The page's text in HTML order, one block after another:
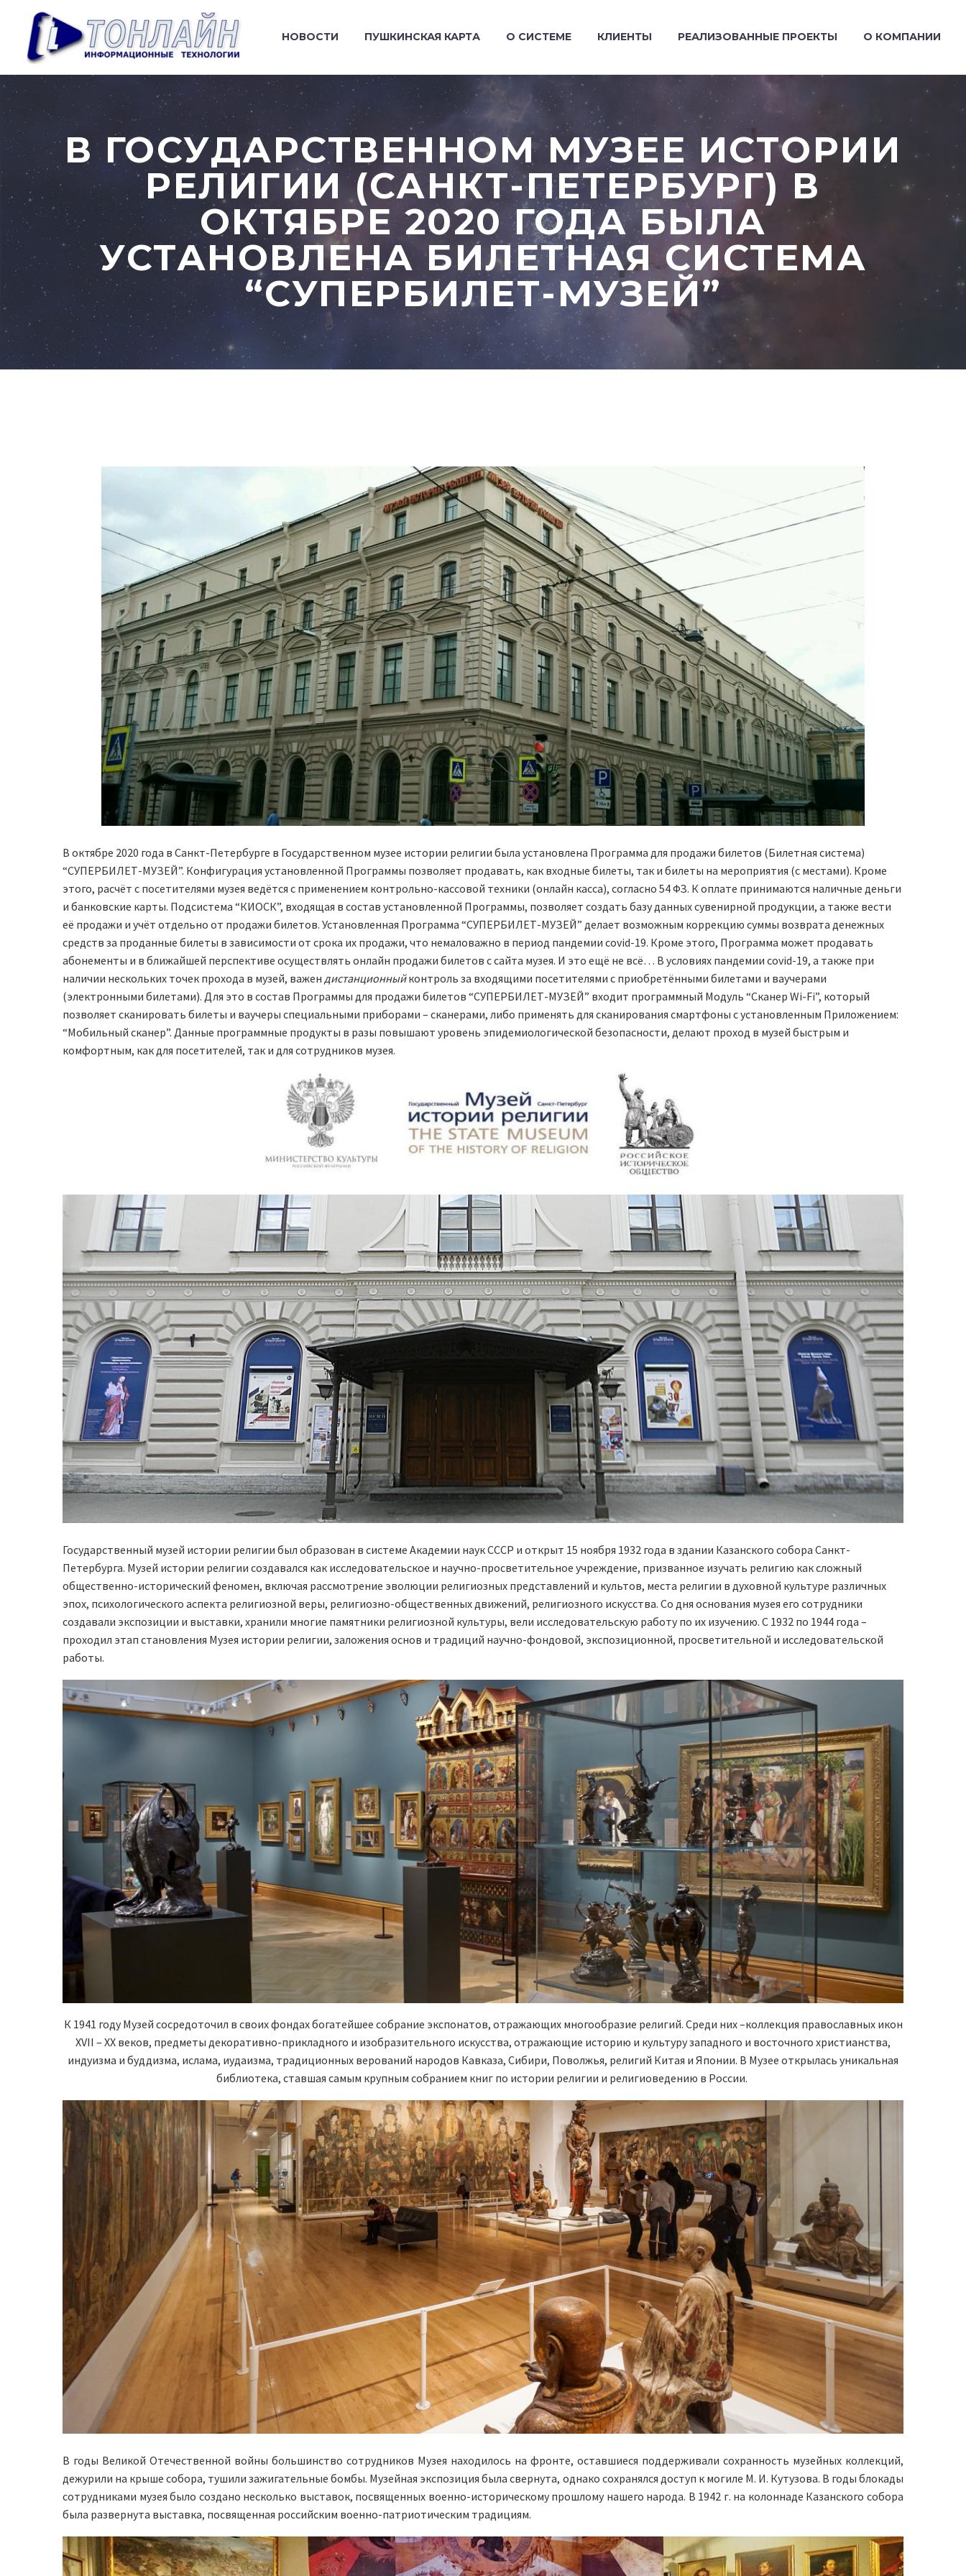
НОВОСТИ ПУШКИНСКАЯ КАРТА О СИСТЕМЕ КЛИЕНТЫ РЕАЛИЗОВАННЫЕ ПРОЕКТЫ О КОМПАНИИ
В ГОСУДАРСТВЕННОМ МУЗЕЕ ИСТОРИИ
РЕЛИГИИ (САНКТ-ПЕТЕРБУРГ) В
ОКТЯБРЕ 2020 ГОДА БЫЛА
УСТАНОВЛЕНА БИЛЕТНАЯ СИСТЕМА
“СУПЕРБИЛЕТ-МУЗЕЙ”
В октябре 2020 года в Санкт-Петербурге в Государственном музее истории религии была установлена Программа для продажи билетов (Билетная система)
“СУПЕРБИЛЕТ-МУЗЕЙ”. Конфигурация установленной Программы позволяет продавать, как входные билеты, так и билеты на мероприятия (с местами). Кроме
этого, расчёт с посетителями музея ведётся с применением контрольно-кассовой техники (онлайн касса), согласно 54 ФЗ. К оплате принимаются наличные деньги
и банковские карты. Подсистема “КИОСК”, входящая в состав установленной Программы, позволяет создать базу данных сувенирной продукции, а также вести
её продажи и учёт отдельно от продажи билетов. Установленная Программа “СУПЕРБИЛЕТ-МУЗЕЙ” делает возможным коррекцию суммы возврата денежных
средств за проданные билеты в зависимости от срока их продажи, что немаловажно в период пандемии covid-19. Кроме этого, Программа может продавать
абонементы и в ближайшей перспективе осуществлять онлайн продажи билетов с сайта музея. И это ещё не всё… В условиях пандемии covid-19, а также при
наличии нескольких точек прохода в музей, важен дистанционныйконтроль за входящими посетителями с приобретёнными билетами и ваучерами
(электронными билетами). Для это в состав Программы для продажи билетов “СУПЕРБИЛЕТ-МУЗЕЙ” входит программный Модуль “Сканер Wi-Fi”, который
позволяет сканировать билеты и ваучеры специальными приборами – сканерами, либо применять для сканирования смартфоны с установленным Приложением:
“Мобильный сканер”. Данные программные продукты в разы повышают уровень эпидемиологической безопасности, делают проход в музей быстрым и
комфортным, как для посетителей, так и для сотрудников музея.
Государственный музей истории религии был образован в системе Академии наук СССР и открыт 15 ноября 1932 года в здании Казанского собора Санкт-
Петербурга. Музей истории религии создавался как исследовательское и научно-просветительное учреждение, призванное изучать религию как сложный
общественно-исторический феномен, включая рассмотрение эволюции религиозных представлений и культов, места религии в духовной культуре раз­личных
эпох, психологического аспекта религиозной веры, религиоз­но-общественных движений, религиозного искусства. Со дня основания музея его сотрудники
создавали экспозиции и выставки, хранили многие памятники религиозной культуры, вели исследовательскую работу по их изучению. С 1932 по 1944 года –
проходил этап становления Музея исто­рии религии, заложения основ и традиций научно-фондовой, экспозиционной, просветительной и исследовательской
работы.
К 1941 году Музей сосредоточил в своих фондах богатейшее собрание экспонатов, отражающих многообразие религий. Среди них –коллекция православных икон
XVII – XX веков, предметы декоративно-прикладного и изобразительного искусства, отражающие историю и культуру западного и восточного христианства,
индуизма и буддизма, ислама, иудаизма, традиционных верований народов Кавказа, Сибири, Поволжья, религий Китая и Японии. В Музее открылась уникальная
библиотека, ставшая самым крупным собранием книг по истории религии и религиоведению в России.
В годы Великой Отечественной войны большинство сотрудников Музея находилось на фронте, оставшиеся поддерживали сохранность музейных коллекций,
дежурили на крыше собора, тушили зажигательные бомбы. Музейная экспозиция была свернута, однако сохранялся доступ к могиле М. И. Кутузова. В годы блокады
сотрудниками музея было создано несколько выставок, посвященных военно-историческому прошлому нашего народа. В 1942 г. на колоннаде Казанского собора
была развернута выставка, посвященная российским военно-патриотическим традициям.